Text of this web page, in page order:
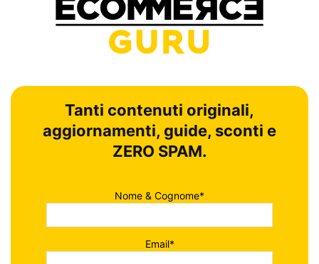
Tanti contenuti originali,
aggiornamenti, guide, sconti e
ZERO SPAM.
Nome & Cognome*
Email*